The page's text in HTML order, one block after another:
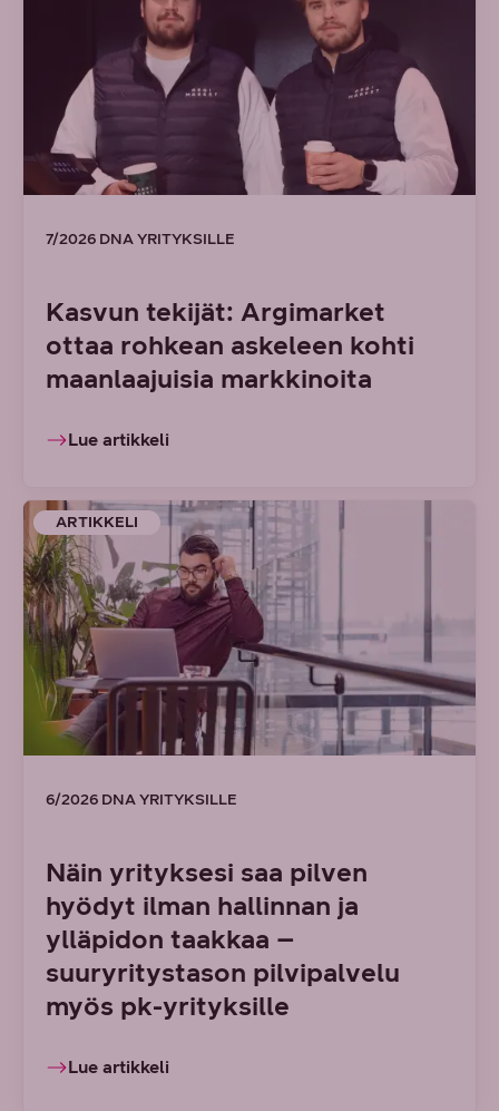
7/2026 DNA YRITYKSILLE
Kasvun tekijät: Argimarket
ottaa rohkean askeleen kohti
maanlaajuisia markkinoita
Lue artikkeli
ARTIKKELI
6/2026 DNA YRITYKSILLE
Näin yrityksesi saa pilven
hyödyt ilman hallinnan ja
ylläpidon taakkaa –
suuryritystason pilvipalvelu
myös pk-yrityksille
Lue artikkeli